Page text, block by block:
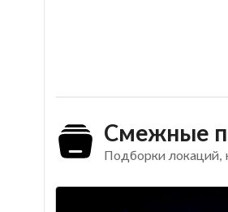
Смежные
Подборки локаций,